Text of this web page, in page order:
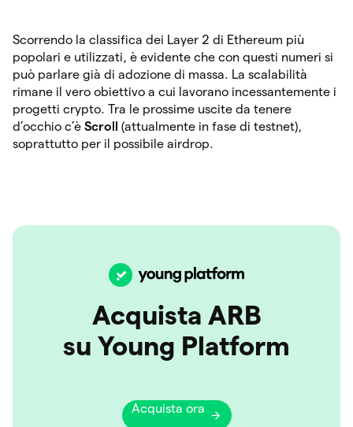
Scorrendo la classifica dei Layer 2 di Ethereum più
popolari e utilizzati, è evidente che con questi numeri si
può parlare già di adozione di massa. La scalabilità
rimane il vero obiettivo a cui lavorano incessantemente i
progetti crypto. Tra le prossime uscite da tenere
d’occhio c’è Scroll
(attualmente in fase di testnet),
soprattutto per il possibile airdrop.
Acquista ARB
su Young Platform
Acquista ora